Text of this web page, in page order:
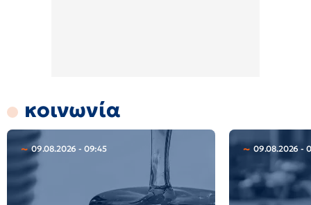
κοινωνία
09.08.2026 - 09:45 09.08.2026 -